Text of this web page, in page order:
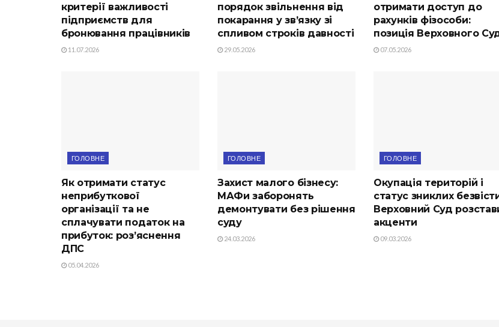
критерії важливості
підприємств для
бронювання працівників
11.07.2026
порядок звільнення від
покарання у зв’язку зі
спливом строків давності
29.05.2026
отримати доступ до
рахунків фізособи:
позиція Верховного
07.05.2026
ГОЛОВНЕ
Як отримати статус
неприбуткової
організації та не
сплачувати податок на
прибуток: роз’яснення
ДПС
05.04.2026
ГОЛОВНЕ
Захист малого бізнесу:
МАФи заборонять
демонтувати без рішення
суду
24.03.2026
ГОЛОВНЕ
Окупація територій і
статус зниклих
Верховний Суд
акценти
09.03.2026